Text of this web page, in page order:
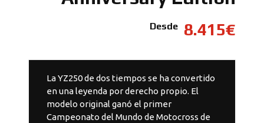
Desde 8.415€
La YZ250 de dos tiempos se ha convertido
en una leyenda por derecho propio. El
modelo original ganó el primer
Campeonato del Mundo de Motocross de